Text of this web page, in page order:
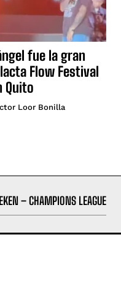
fue la gran
Flow Festival
Quito
Loor Bonilla
– CHAMPIONS LEAGUE